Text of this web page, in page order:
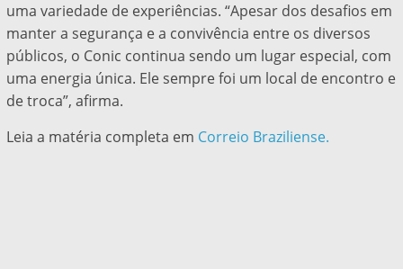
uma variedade de experiências. “Apesar dos desafios em
manter a segurança e a convivência entre os diversos
públicos, o Conic continua sendo um lugar especial, com
uma energia única. Ele sempre foi um local de encontro e
de troca”, afirma.
Leia a matéria completa em Correio Braziliense.